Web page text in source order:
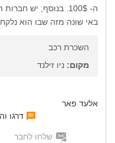
ה- 100$. בנוסף, יש
באי שונה מזה שבו הוא
השכרת רכב
מקום: ניו זילנד
אלעד פאר
דרגו
שלחו לחבר